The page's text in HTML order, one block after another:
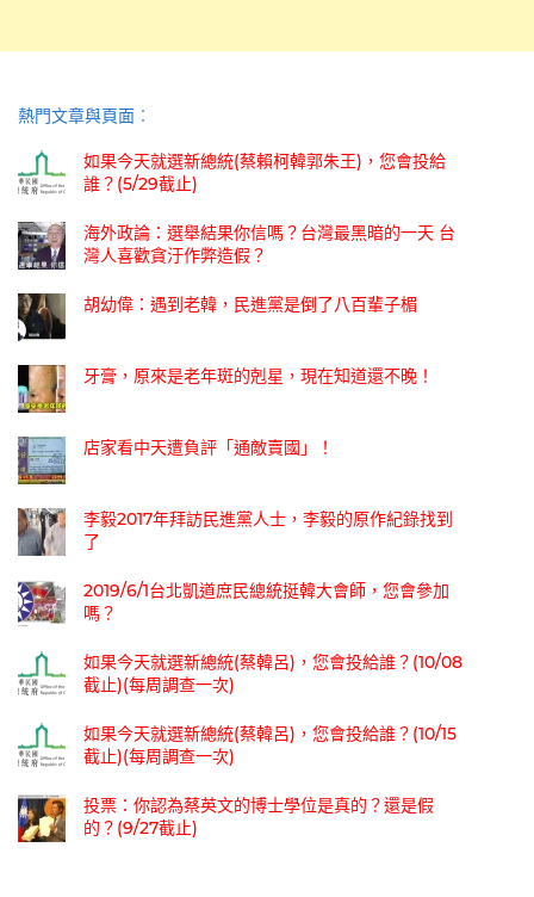
熱門文章與頁面︰
如果今天就選新總統(蔡賴柯韓郭朱王)，您會投給
誰？(5/29截止)
海外政論：選舉結果你信嗎？台灣最黑暗的一天 台
灣人喜歡貪汙作弊造假？
胡幼偉：遇到老韓，民進黨是倒了八百輩子楣
牙膏，原來是老年斑的剋星，現在知道還不晚！
店家看中天遭負評「通敵賣國」！
李毅2017年拜訪民進黨人士，李毅的原作紀錄找到
了
2019/6/1台北凱道庶民總統挺韓大會師，您會參加
嗎？
如果今天就選新總統(蔡韓呂)，您會投給誰？(10/08
截止)(每周調查一次)
如果今天就選新總統(蔡韓呂)，您會投給誰？(10/15
截止)(每周調查一次)
投票：你認為蔡英文的博士學位是真的？還是假
的？(9/27截止)